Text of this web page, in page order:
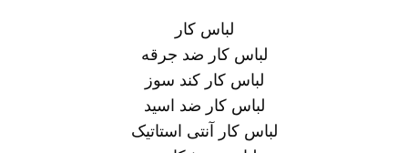
لباس کار
لباس کار ضد جرقه
لباس کار کند سوز
لباس کار ضد اسید
لباس کار آنتی استاتیک